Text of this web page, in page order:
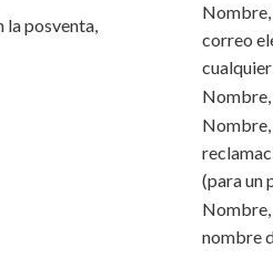
la posventa,
Nombre,
correo
Nombre,
(para un
nombre